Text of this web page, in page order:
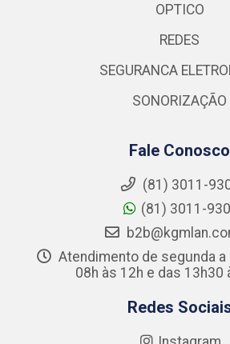
OPTICO
REDES
SEGURANCA
SONORIZAÇÃO
Fale Conosco
(81) 3011-
(81) 3011-
Atendimento de segunda
08h às 12h e das 13h30
Redes